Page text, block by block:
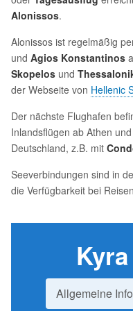
Alonissos.
Alonissos ist regelmäßig
und Agios Konstantinos
Skopelos und
der Webseite von Hellenic
Der nächste Flughafen
Inlandsflügen ab Athen
Deutschland, z.B. mit
Seeverbindungen sind in
die Verfügbarkeit bei
Allgemeine